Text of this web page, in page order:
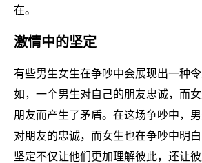
在。
激情中的坚定
有些男生女生在争吵中会展现出一种
如，一个男生对自己的朋友忠诚，而
朋友而产生了矛盾。在这场争吵中，
对朋友的忠诚，而女生也在争吵中明
坚定不仅让他们更加理解彼此，还让彼